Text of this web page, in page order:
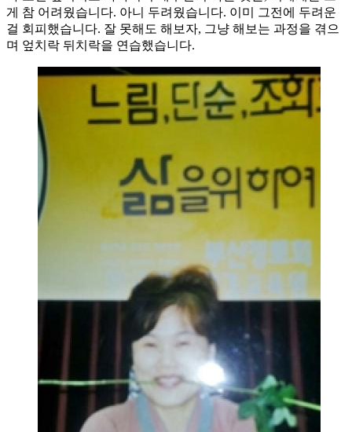
게 참 어려웠습니다. 아니 두려웠습니다. 이미 그전에 두려운
걸 회피했습니다. 잘 못해도 해보자, 그냥 해보는 과정을 겪으
며 엎치락 뒤치락을 연습했습니다.